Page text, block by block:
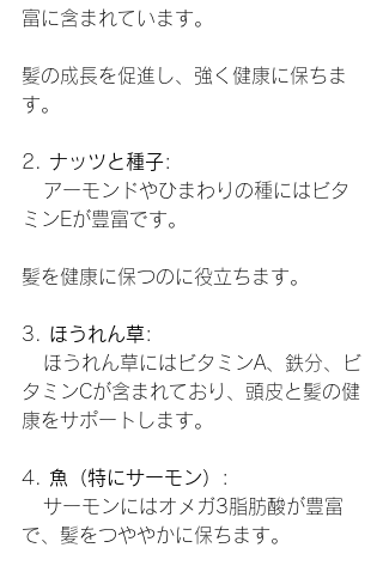
富に含まれています。
髪の成長を促進し、強く健康に保ちま
す。
2. ナッツと種子:
アーモンドやひまわりの種にはビタ
ミンEが豊富です。
髪を健康に保つのに役立ちます。
3. ほうれん草:
ほうれん草にはビタミンA、鉄分、ビ
タミンCが含まれており、頭皮と髪の健
康をサポートします。
4. 魚（特にサーモン）
:
サーモンにはオメガ3脂肪酸が豊富
で、髪をつややかに保ちます。